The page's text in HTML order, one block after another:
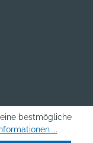
bestmögliche
...